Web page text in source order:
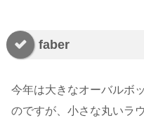
faber
今年は大きなオーバルボ
のですが、小さな丸いラ